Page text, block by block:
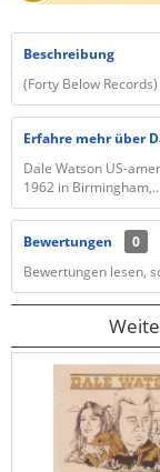
Beschreibung
(Forty Below
Erfahre mehr über
Dale Watson US-
1962 in Birmingham,...
Bewertungen
0
Bewertungen lesen,